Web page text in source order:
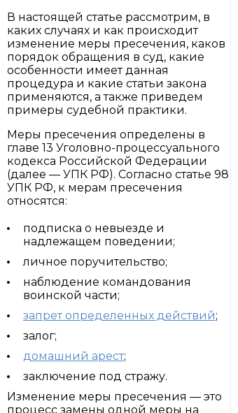
В настоящей статье рассмотрим, в
каких случаях и как происходит
изменение меры пресечения, каков
порядок обращения в суд, какие
особенности имеет данная
процедура и какие статьи закона
применяются, а также приведем
примеры судебной практики.
Меры пресечения определены в
главе 13 Уголовно-процессуального
кодекса Российской Федерации
(далее — УПК РФ). Согласно статье 98
УПК РФ, к мерам пресечения
относятся:
подписка о невыезде и
надлежащем поведении;
личное поручительство;
наблюдение командования
воинской части;
запрет определенных действий;
залог;
домашний арест;
заключение под стражу.
Изменение меры пресечения — это
процесс замены одной меры на